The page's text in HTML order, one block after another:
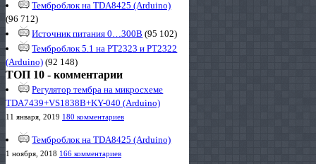
Темброблок на TDA8425 (Arduino)
(96 712)
Источник питания 0…300В (95 102)
Темброблок 5.1 на PT2323 и PT2322
(Arduino) (92 148)
ТОП 10 - комментарии
Регулятор тембра на микросхеме
TDA7439+VS1838B+KY-040 (Arduino)
11 января, 2019 180 комментариев
Темброблок на TDA8425 (Arduino)
1 ноября, 2018 166 комментариев